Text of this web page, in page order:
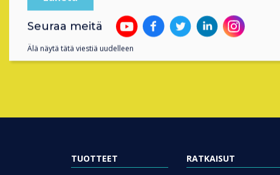
Contact a
TUOTTEET RATKAISUT
Seuraa meitä
Älä näytä tätä viestiä uudelleen